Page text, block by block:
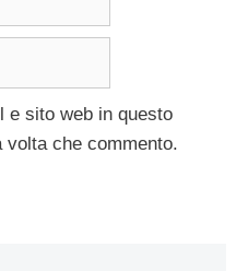
e sito web in questo
che commento.